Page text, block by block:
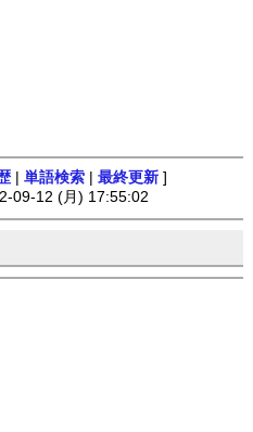
単語検索 最終更新 ]
09-12 (月) 17:55:02